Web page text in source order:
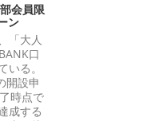
会員限
ン
「大人
口
る。
開設申
時点で
成する